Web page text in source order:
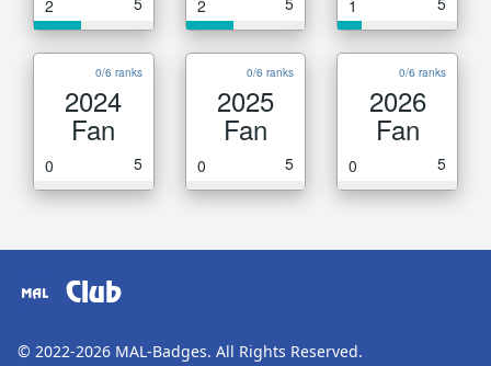
2 2 1
0/6 ranks
2024
Fan
0 5
0/6 ranks
2025
Fan
0 5
0/6 ranks
2026
Fan
0 5
Club
© 2022-2026 MAL-Badges. All Rights Reserved.